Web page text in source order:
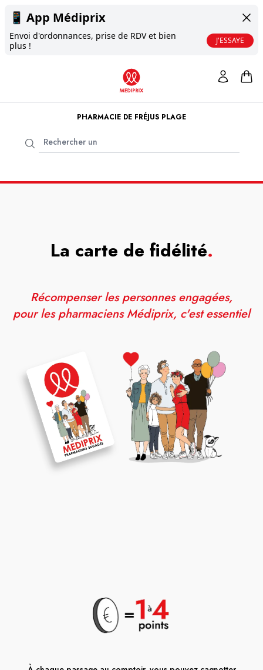
📱 App Médiprix
Envoi d'ordonnances, prise de RDV et bien
plus !
J'ESSAYE
PHARMACIE DE FRÉJUS PLAGE
La carte de fidélité.
Récompenser les personnes engagées,
pour les pharmaciens Médiprix, c'est essentiel